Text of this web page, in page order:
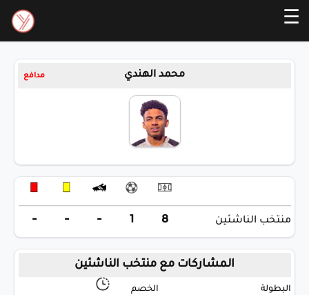
☰
محمد الهندي مدافع
منتخب الناشئين 8
1
-
-
-
المشاركات مع منتخب الناشئين
البطولة الخصم